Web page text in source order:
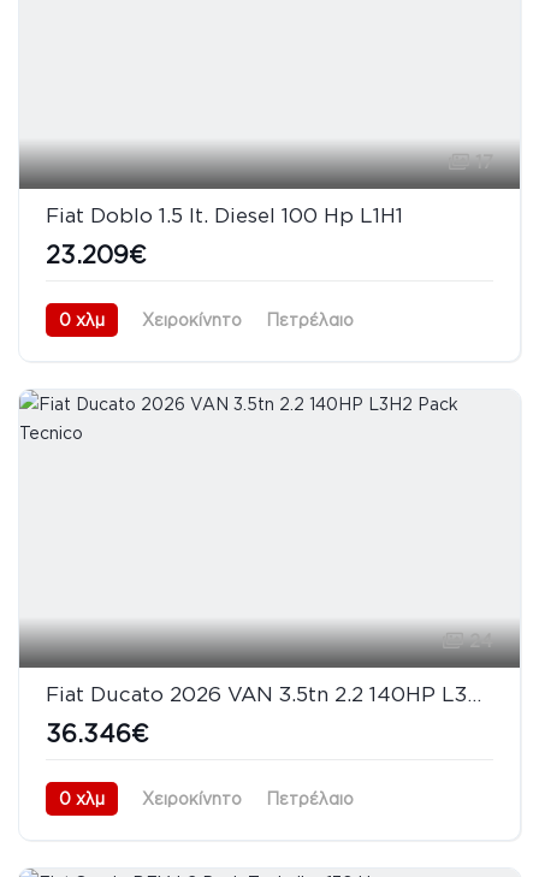
17
Fiat Doblo 1.5 lt. Diesel 100 Hp L1H1
23.209€
0 χλμ Χειροκίνητο
Πετρέλαιο
24
36.346€
0 χλμ Χειροκίνητο
Πετρέλαιο